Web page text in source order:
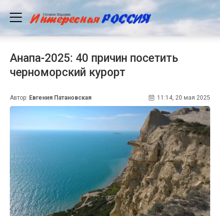
Анапа-2025: 40 причин посетить
черноморский курорт
Автор: Евгения Патановская 11:14, 20 мая 2025